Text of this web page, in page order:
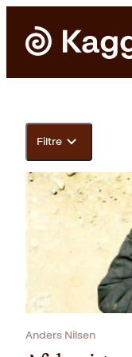
Filtre
Anders Nilsen